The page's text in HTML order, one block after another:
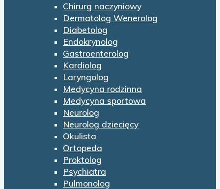
Chirurg naczyniowy
Dermatolog Wenerolog
Diabetolog
Endokrynolog
Gastroenterolog
Kardiolog
Laryngolog
Medycyna rodzinna
Medycyna sportowa
Neurolog
Neurolog dziecięcy
Okulista
Ortopeda
Proktolog
Psychiatra
Pulmonolog